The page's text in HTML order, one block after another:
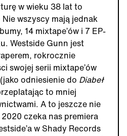
w wieku 38 lat to
wszyscy mają jednak
14 mixtape’ów i 7 EP-
Westside Gunn jest
rokrocznie
swojej serii mixtape’ów
odniesienie do Diabeł
to mniej
A to jeszcze nie
czeka nas premiera
w Shady Records